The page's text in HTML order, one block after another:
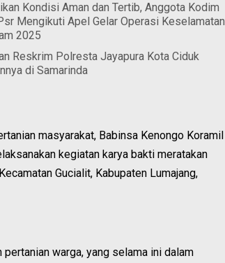
Kondisi Aman dan Tertib, Anggota Kodim
Mengikuti Apel Gelar Operasi Keselamatan
2025
Reskrim Polresta Jayapura Kota Ciduk
di Samarinda
masyarakat, Babinsa Kenongo Koramil
kegiatan karya bakti meratakan
Gucialit, Kabupaten Lumajang,
warga, yang selama ini dalam